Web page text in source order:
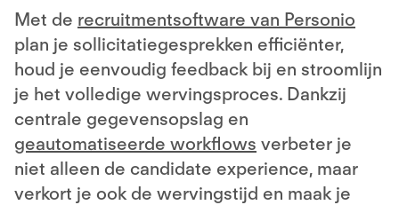
Met de recruitmentsoftware van Personio
plan je sollicitatiegesprekken efficiënter,
houd je eenvoudig feedback bij en stroomlijn
je het volledige wervingsproces. Dankzij
centrale gegevensopslag en
geautomatiseerde workflows verbeter je
niet alleen de candidate experience, maar
verkort je ook de wervingstijd en maak je